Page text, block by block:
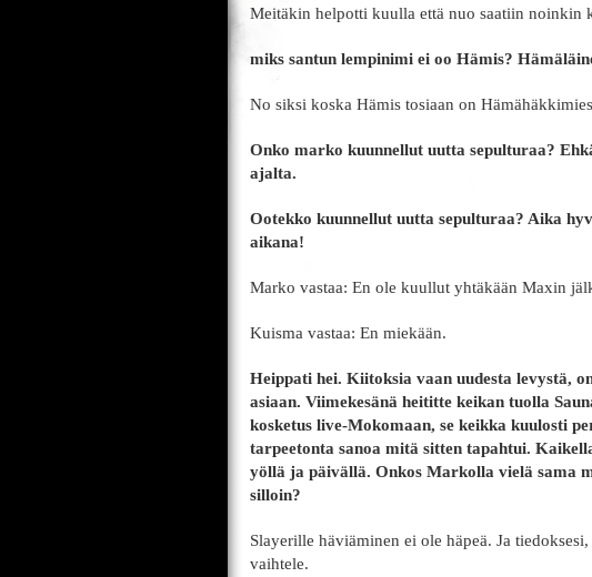
Meitäkin helpotti kuulla että nuo saatiin noinkin
miks santun lempinimi ei oo Hämis?
No siksi koska Hämis tosiaan on
Onko marko kuunnellut uutta sepulturaa?
ajalta.
Ootekko kuunnellut uutta sepulturaa? Aika
aikana!
Marko vastaa: En ole kuullut yhtäkään Maxin
Kuisma vastaa: En miekään.
Heippati hei. Kiitoksia vaan uudesta levystä,
asiaan. Viimekesänä heititte keikan tuolla
kosketus live-Mokomaan, se keikka kuulosti
tarpeetonta sanoa mitä sitten tapahtui.
yöllä ja päivällä. Onkos Markolla vielä sama
silloin?
Slayerille häviäminen ei ole häpeä. Ja
vaihtele.